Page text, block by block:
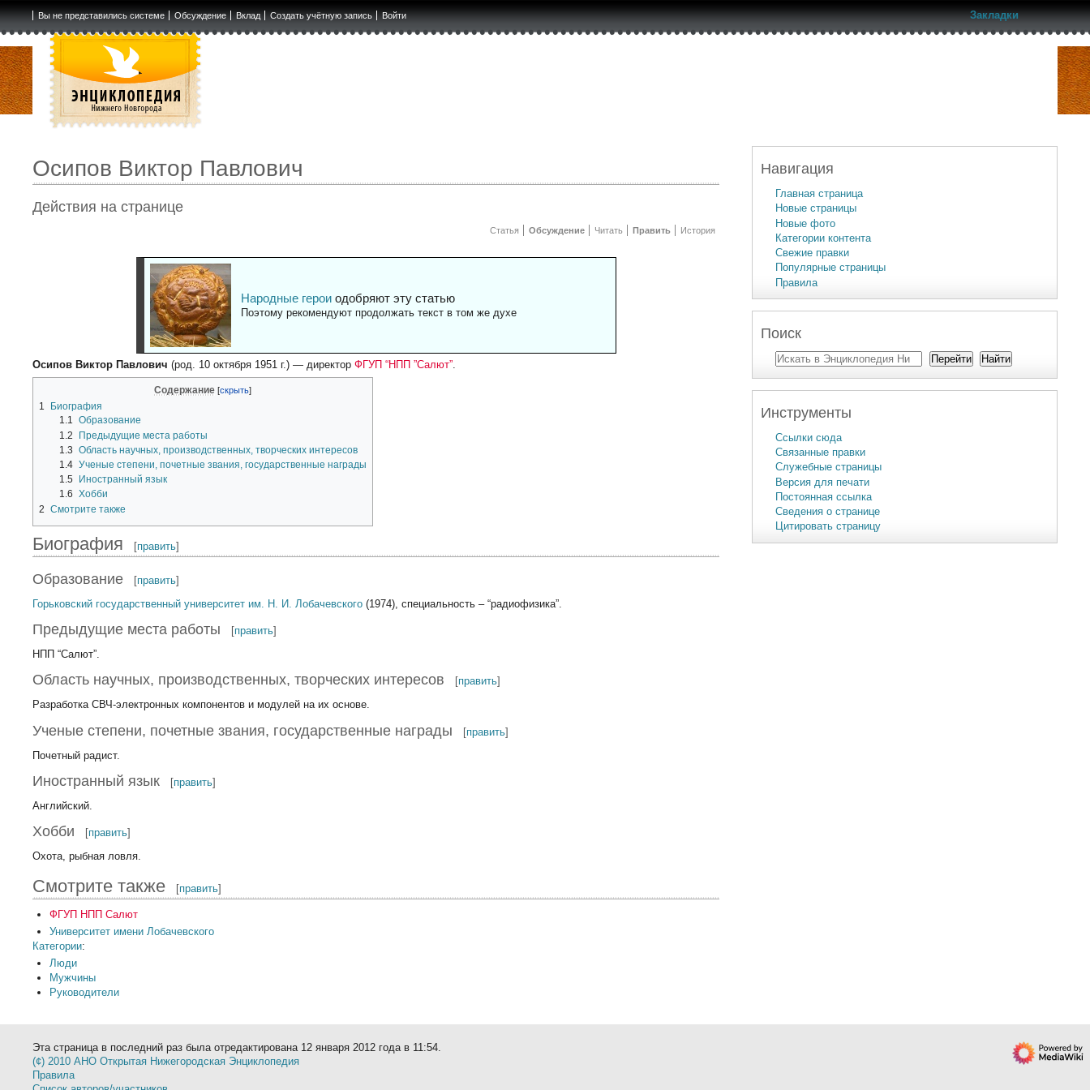
Вы не представились системе Обсуждение Вклад Создать учётную запись Войти Закладки
Осипов Виктор Павлович
Действия на странице
Статья Обсуждение Читать Править История
Народные героиодобряют эту статью
Поэтому рекомендуют продолжать текст в том же духе
Осипов Виктор Павлович (род. 10 октября 1951 г.) — директорФГУП “НПП ”Салют”.
Содержание
1
Биография
1.1 Образование
1.2
Предыдущие места работы
1.3 Область научных, производственных, творческих интересов
1.4 Ученые степени, почетные звания, государственные награды
1.5
Иностранный язык
1.6 Хобби
2 Смотрите также
Биография [править]
Образование [править]
Горьковский государственный университет им. Н. И. Лобачевского (1974), специальность – “радиофизика”.
Предыдущие места работы [править]
НПП “Салют”.
Область научных, производственных, творческих интересов [править]
Разработка СВЧ-электронных компонентов и модулей на их основе.
Ученые степени, почетные звания, государственные награды [править]
Почетный радист.
Иностранный язык [править]
Английский.
Хобби [править]
Охота, рыбная ловля.
Смотрите также [править]
ФГУП НПП Салют
Университет имени Лобачевского
Категории:
Люди
Мужчины
Руководители
Навигация
Главная страница
Новые страницы
Новые фото
Категории контента
Свежие правки
Популярные страницы
Правила
Поиск
Инструменты
Ссылки сюда
Связанные правки
Служебные страницы
Версия для печати
Постоянная ссылка
Сведения о странице
Цитировать страницу
Эта страница в последний раз была отредактирована 12 января 2012 года в 11:54.
(¢) 2010 АНО Открытая Нижегородская Энциклопедия
Правила